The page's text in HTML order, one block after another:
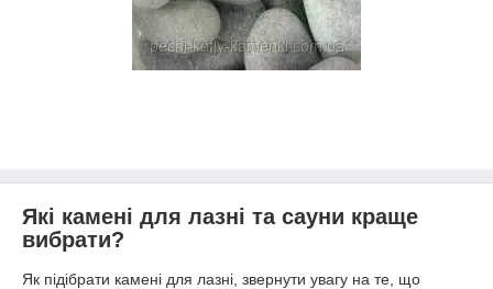
Які камені для лазні та сауни краще
вибрати?
Як підібрати камені для лазні, звернути увагу на те, що